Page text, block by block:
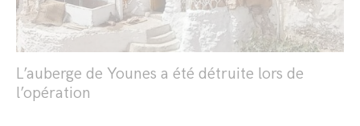
L’auberge de Younes a été détruite lors de
l’opération